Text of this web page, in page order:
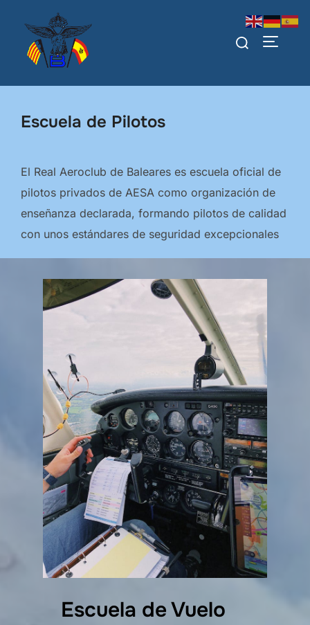
contenido
Buscar:
Escuela de Pilotos
El Real Aeroclub de Baleares es escuela oficial de
pilotos privados de AESA como organización de
enseñanza declarada, formando pilotos de calidad
con unos estándares de seguridad excepcionales
Escuela de Vuelo